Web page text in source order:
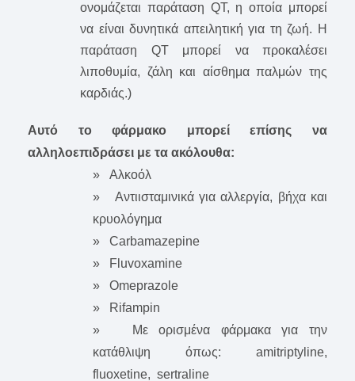
ονομάζεται παράταση QT, η οποία μπορεί
να είναι δυνητικά απειλητική για τη ζωή. Η
παράταση QT μπορεί να προκαλέσει
λιποθυμία, ζάλη και αίσθημα παλμών της
καρδιάς.)
Αυτό το φάρμακο μπορεί επίσης να
αλληλοεπιδράσει με τα ακόλουθα:
» Αλκοόλ
» Αντιισταμινικά για αλλεργία, βήχα και
κρυολόγημα
» Carbamazepine
» Fluvoxamine
» Omeprazole
» Rifampin
» Με ορισμένα φάρμακα για την
κατάθλιψη όπως: amitriptyline,
fluoxetine, sertraline